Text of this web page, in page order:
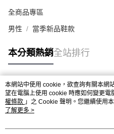
全商品專區
男性 當季新品鞋款
本分類熱銷全站排行
熱門標籤
本網站中使用 cookie，欲查詢有關本網
望在電腦上使用 cookie 時應如何變更電
權條款 」之 Cookie 聲明。您繼續使用
用條款之 Cookie 聲明使用 cookie。
了解更多 >